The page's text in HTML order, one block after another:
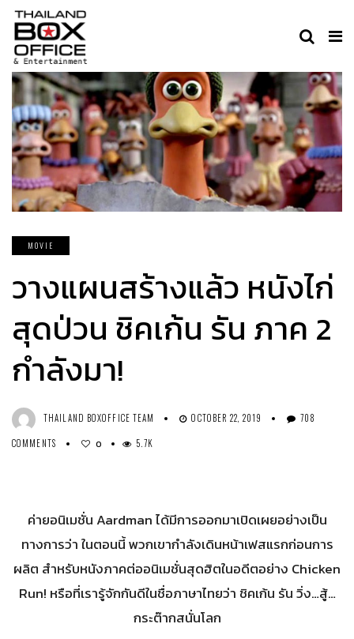
MOVIE
วางแผนสร้างแล้ว หนังไก่
สุดป่วน ชิคเก้น รัน ภาค 2
กำลังมา!
THAILAND BOXOFFICE TEAM OCTOBER 22, 2019
708
COMMENTS
0 5.7K
ค่ายอนิเมชั่น Aardman ได้มีการออกมาเปิดเผยอย่างเป็น
ทางการว่า ในตอนนี้ พวกเขากำลังเดินหน้าเฟสแรกก่อนการ
ผลิต สำหรับหนังภาคต่ออนิเมชั่นสุดฮิตในอดีตอย่าง Chicken
Run! หรือที่เรารู้จักกันดีในชื่อภาษาไทยว่า ชิคเก้น รัน วิ่ง…สู้…
กระต๊ากสนั่นโลก